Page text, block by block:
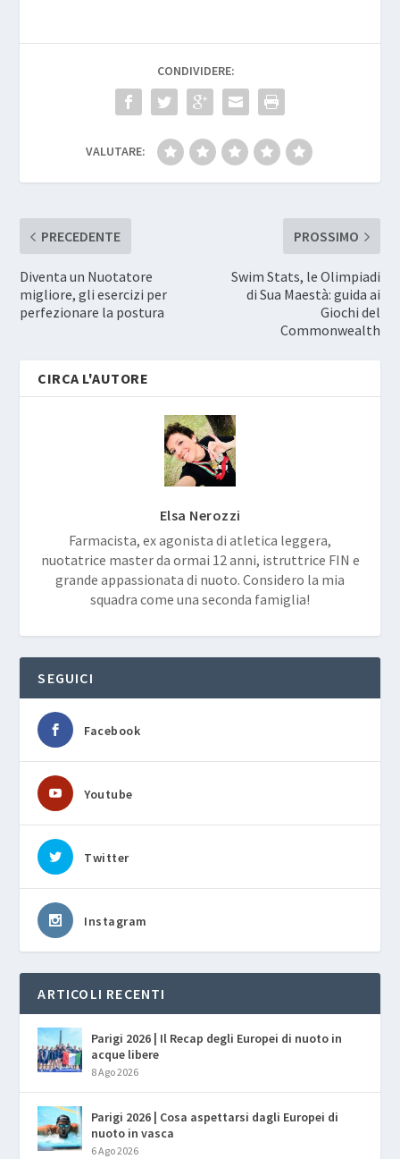
CONDIVIDERE:
VALUTARE:
PRECEDENTE
Diventa un Nuotatore
migliore, gli esercizi per
perfezionare la postura
PROSSIMO
Swim Stats, le Olimpiadi
di Sua Maestà: guida ai
Giochi del
Commonwealth
CIRCA L'AUTORE
Elsa Nerozzi
Farmacista, ex agonista di atletica leggera,
nuotatrice master da ormai 12 anni, istruttrice FIN e
grande appassionata di nuoto. Considero la mia
squadra come una seconda famiglia!
SEGUICI
Facebook
Youtube
Twitter
Instagram
ARTICOLI RECENTI
Parigi 2026 | Il Recap degli Europei di nuoto in
acque libere
8 Ago 2026
Parigi 2026 | Cosa aspettarsi dagli Europei di
nuoto in vasca
6 Ago 2026